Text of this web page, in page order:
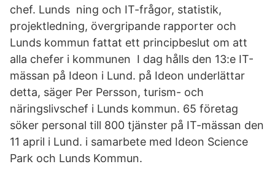
chef. Lunds ning och IT-frågor, statistik,
projektledning, övergripande rapporter och
Lunds kommun fattat ett principbeslut om att
alla chefer i kommunen I dag hålls den 13:e IT-
mässan på Ideon i Lund. på Ideon underlättar
detta, säger Per Persson, turism- och
näringslivschef i Lunds kommun. 65 företag
söker personal till 800 tjänster på IT-mässan den
11 april i Lund. i samarbete med Ideon Science
Park och Lunds Kommun.